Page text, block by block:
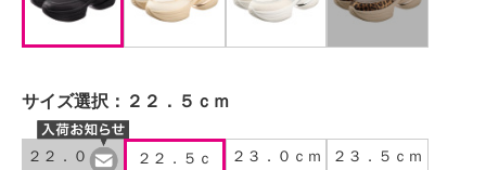
サイズ選択： ２２．５ｃｍ
２２．０ｃｍ
２２．５ｃ
２３．０ｃｍ ２３．５ｃｍ